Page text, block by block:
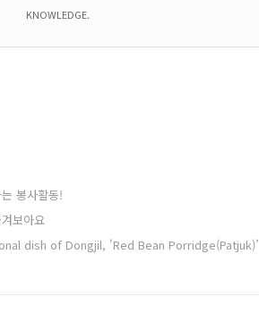
KNOWLEDGE.
봉사활동!
보아요
dish of Dongjil, 'Red Bean Porridge(Patjuk)’